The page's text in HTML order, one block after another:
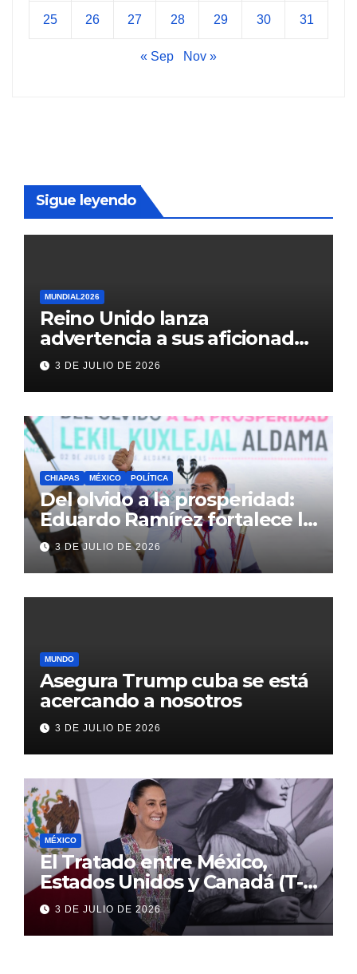
25 26 27 28 29 30 31
« Sep Nov »
Sigue leyendo
MUNDIAL2026
Reino Unido lanza
advertencia a sus aficionados
antes del México vs
Inglaterra en el Mundial 2026
3 DE JULIO DE 2026
CHIAPAS MÉXICO POLÍTICA
Del olvido a la prosperidad:
Eduardo Ramírez fortalece la
transformación de Aldama
con inversión histórica
3 DE JULIO DE 2026
MUNDO
Asegura Trump cuba se está
acercando a nosotros
3 DE JULIO DE 2026
MÉXICO
El Tratado entre México,
Estados Unidos y Canadá (T-
MEC) se mantiene hasta el
2036: Presidenta Claudia
Sheinbaum
3 DE JULIO DE 2026